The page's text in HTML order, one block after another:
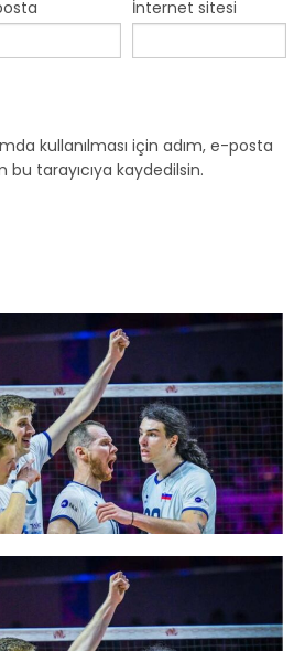
İnternet sitesi
kullanılması için adım, e-posta
tarayıcıya kaydedilsin.